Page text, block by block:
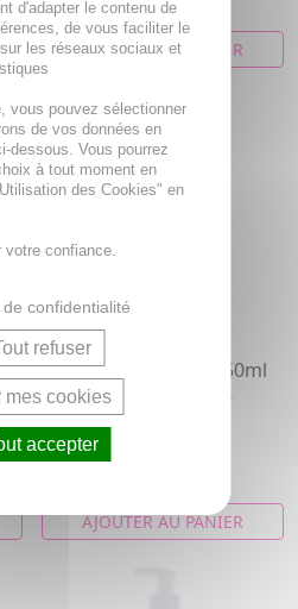
AJOUTER AU PANIER
ISISPHARMA Sensylia
Solution Micellaire 250ml
Solution micellaire pour
peaux sensibles.
AJOUTER AU PANIER
d'adapter le contenu de
de vous faciliter le
les réseaux sociaux et
vous pouvez sélectionner
de vos données en
dessous. Vous pourrez
à tout moment en
des Cookies" en
votre confiance.
de confidentialité
refuser
mes cookies
accepter